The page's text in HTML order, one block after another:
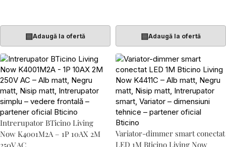
▤Adaugă la ofertă ▤Adaugă la ofertă
Intrerupator BTicino Living
Now K4001M2A – 1P 10AX 2M
250V AC
Variator-dimmer smart conectat
LED 1M Bticino Living Now